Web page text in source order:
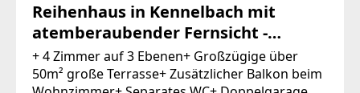
Reihenhaus in Kennelbach mit
atemberaubender Fernsicht -
zwischen Natur und Stadtnähe
+ 4 Zimmer auf 3 Ebenen+ Großzügige über
50m² große Terrasse+ Zusätzlicher Balkon beim